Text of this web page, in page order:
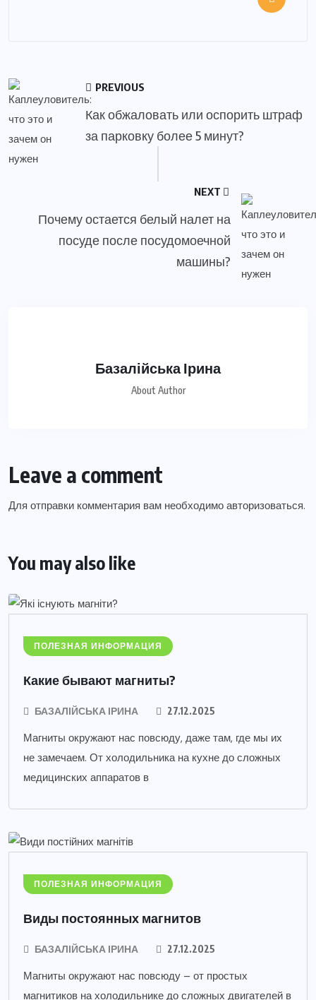
PREVIOUS
Как обжаловать или оспорить штраф
за парковку более 5 минут?
NEXT
Почему остается белый налет на
посуде после посудомоечной
машины?
Базалійська Ірина
About Author
Leave a comment
Для отправки комментария вам необходимо авторизоваться.
You may also like
ПОЛЕЗНАЯ ИНФОРМАЦИЯ
Какие бывают магниты?
БАЗАЛІЙСЬКА ІРИНА 27.12.2025
Магниты окружают нас повсюду, даже там, где мы их
не замечаем. От холодильника на кухне до сложных
медицинских аппаратов в
ПОЛЕЗНАЯ ИНФОРМАЦИЯ
Виды постоянных магнитов
БАЗАЛІЙСЬКА ІРИНА 27.12.2025
Магниты окружают нас повсюду – от простых
магнитиков на холодильнике до сложных двигателей в